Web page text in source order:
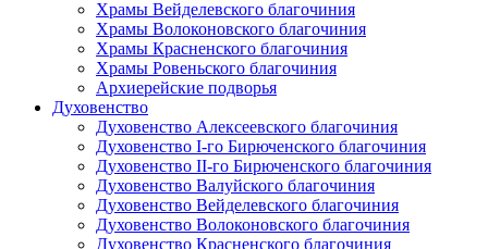
Храмы Вейделевского благочиния
Храмы Волоконовского благочиния
Храмы Красненского благочиния
Храмы Ровеньского благочиния
Архиерейские подворья
Духовенство
Духовенство Алексеевского благочиния
Духовенство I-го Бирюченского благочиния
Духовенство II-го Бирюченского благочиния
Духовенство Валуйского благочиния
Духовенство Вейделевского благочиния
Духовенство Волоконовского благочиния
Духовенство Красненского благочиния